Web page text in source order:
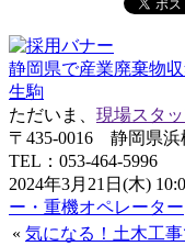
静岡県で産業廃棄物
生駒
ただいま、 現場スタ
〒435-0016 静岡県浜
TEL：053-464-5996
2024年3月21日(木)
ー・重機オペレーター
« 気になる！土木工